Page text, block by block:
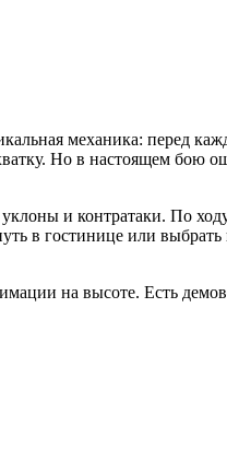
механика: перед
Но в настоящем бою
и контратаки. По
в гостинице или выбрать
на высоте. Есть